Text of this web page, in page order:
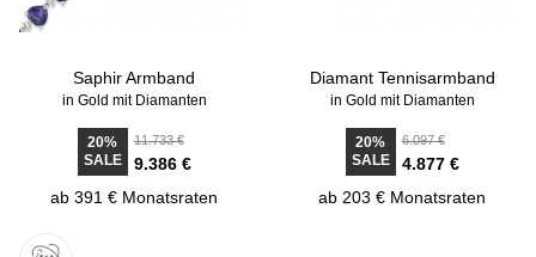
Saphir Armband
in Gold mit Diamanten
20%
SALE
11.733 €
9.386 €
ab 391 € Monatsraten
Diamant Tennisarmband
in Gold mit Diamanten
20%
SALE
6.097 €
4.877 €
ab 203 € Monatsraten